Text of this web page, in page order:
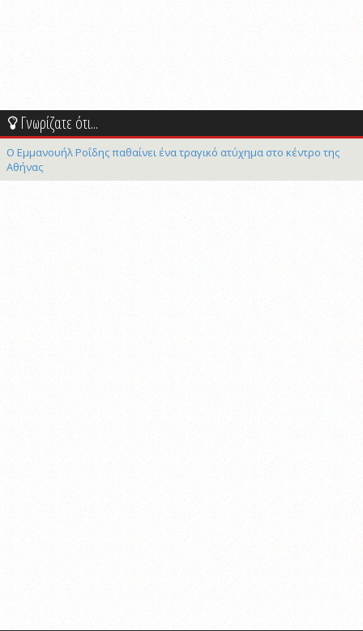
Γνωρίζατε ότι...
Ο Εμμανουήλ Ροΐδης παθαίνει ένα τραγικό ατύχημα στο κέντρο της
Αθήνας